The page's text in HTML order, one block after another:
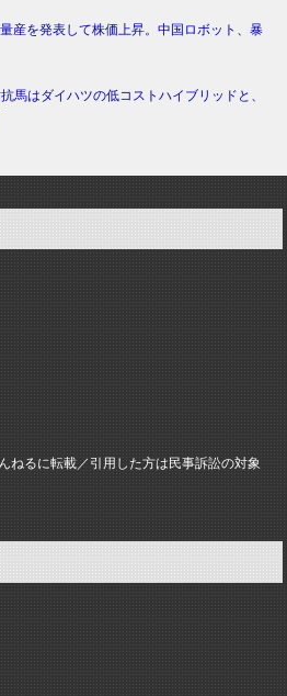
産を発表して株価上昇。中国ロボット、暴
馬はダイハツの低コストハイブリッドと、
ねるに転載／引用した方は民事訴訟の対象